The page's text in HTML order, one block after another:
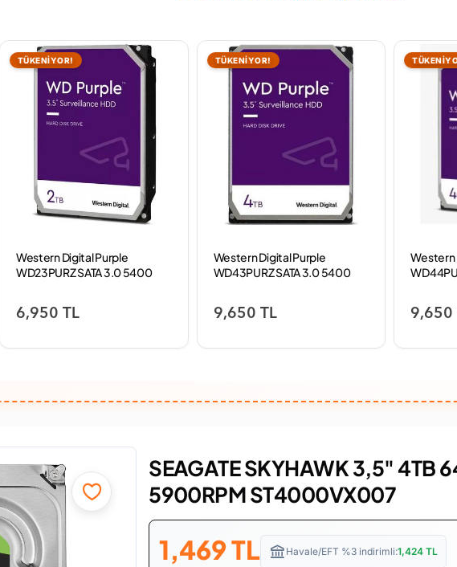
TÜKENİYOR!
Western Digital Purple
WD23PURZ SATA 3.0 5400
6,950 TL
TÜKENİYOR!
Western Digital Purple
WD43PURZ SATA 3.0 5400
9,650 TL
Western
9,650
SEAGATE SKYHAWK 3,5" 4TB
5900RPM ST4000VX007
1,469TL Havale/EFT %3 indirimli:1,424 TL